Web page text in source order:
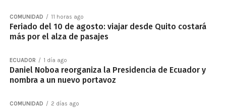
COMUNIDAD 11 horas ago
Feriado del 10 de agosto: viajar desde Quito costará
más por el alza de pasajes
ECUADOR 1 día ago
Daniel Noboa reorganiza la Presidencia de Ecuador y
nombra a un nuevo portavoz
COMUNIDAD 2 días ago